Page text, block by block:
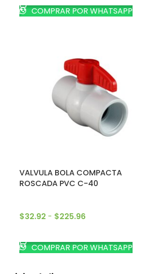
COMPRAR POR WHATSAPP
VALVULA BOLA COMPACTA
ROSCADA PVC C-40
$32.92 - $225.96
COMPRAR POR WHATSAPP